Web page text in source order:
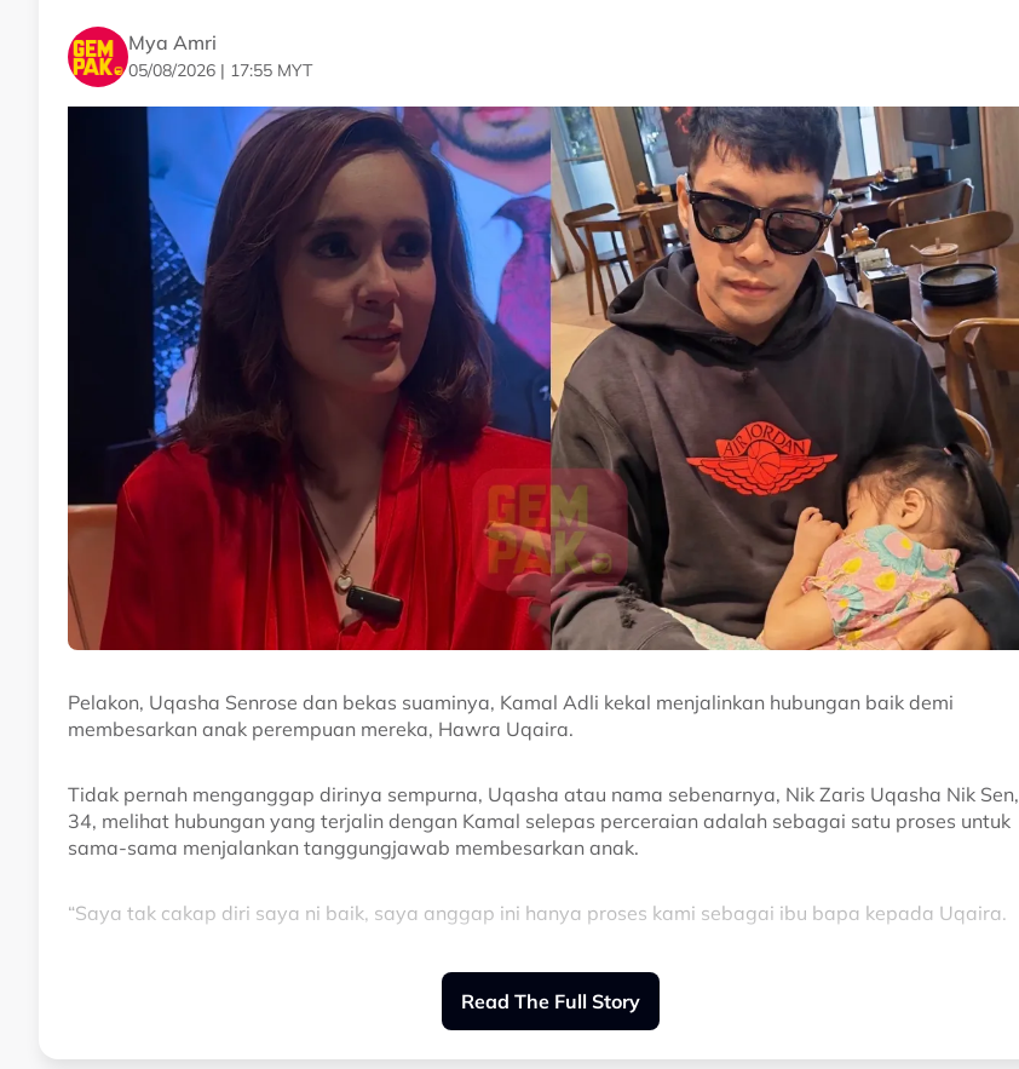
Mya Amri
05/08/2026 | 17:55 MYT
Pelakon, Uqasha Senrose dan bekas suaminya, Kamal Adli kekal menjalinkan hubungan baik demi
membesarkan anak perempuan mereka, Hawra Uqaira.
Tidak pernah menganggap dirinya sempurna, Uqasha atau nama sebenarnya, Nik Zaris Uqasha Nik Sen,
34, melihat hubungan yang terjalin dengan Kamal selepas perceraian adalah sebagai satu proses untuk
sama-sama menjalankan tanggungjawab membesarkan anak.
“Saya tak cakap diri saya ni baik, saya anggap ini hanya proses kami sebagai ibu bapa kepada Uqaira.
“Alhamdulillah, selepas apa yang terjadi kami berhubung atas dasar anak.
Read The Full Story